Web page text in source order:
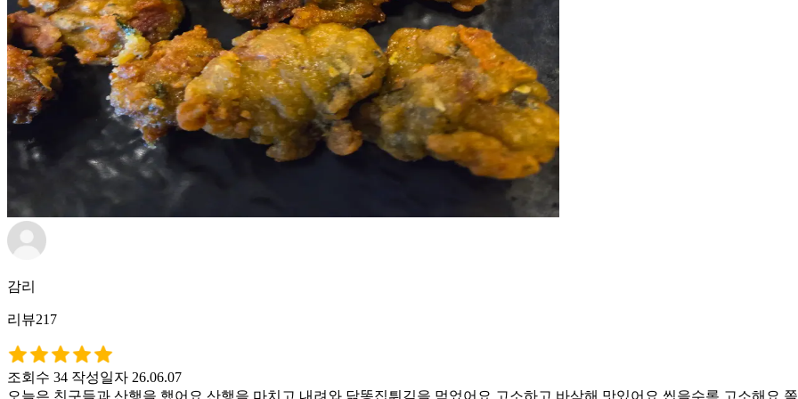
감리
리뷰217
조회수 34 작성일자 26.06.07
오늘은 친구들과 산행을 했어요 산행을 마치고 내려와 닭똥집튀김을 먹었어요 고소하고 바삭해 맛있어요 씹을수록 고소해요